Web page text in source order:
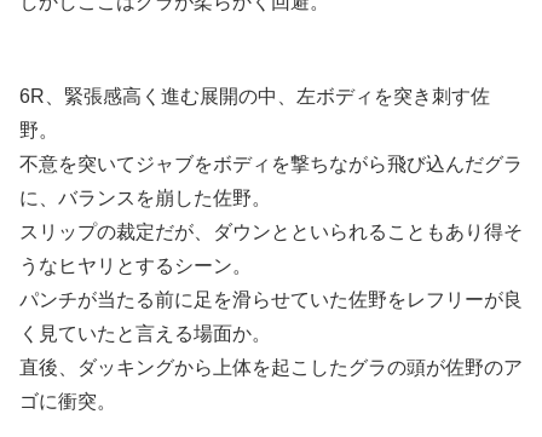
6R、緊張感高く進む展開の中、左ボディを突き刺す佐
野。
不意を突いてジャブをボディを撃ちながら飛び込んだグラ
に、バランスを崩した佐野。
スリップの裁定だが、ダウンとといられることもあり得そ
うなヒヤリとするシーン。
パンチが当たる前に足を滑らせていた佐野をレフリーが良
く見ていたと言える場面か。
直後、ダッキングから上体を起こしたグラの頭が佐野のア
ゴに衝突。